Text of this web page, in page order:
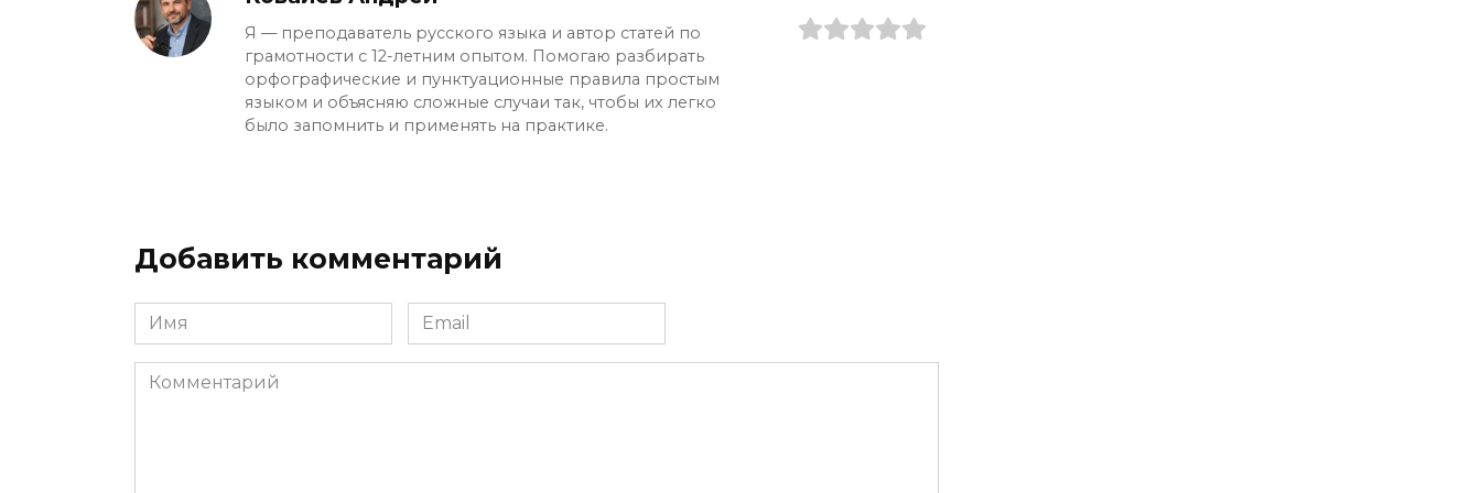
Я — преподаватель русского языка и автор статей по
грамотности с 12-летним опытом. Помогаю разбирать
орфографические и пунктуационные правила простым
языком и объясняю сложные случаи так, чтобы их легко
было запомнить и применять на практике.
Добавить комментарий
Имя
*
Email
*
Комментарий